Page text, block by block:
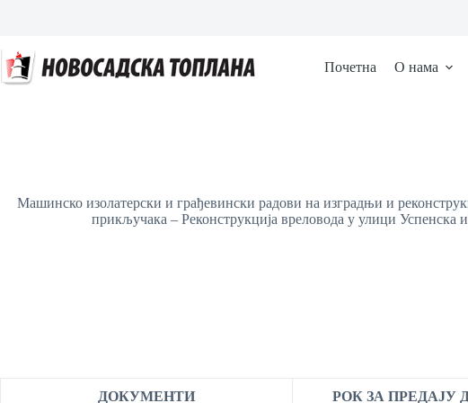
Почетна О нама
Mашинско изолатерски и грађевински радови на изградњи и
прикључака – Реконструкција вреловода у улици Успенска
ДОКУМЕНТИ РОК ЗА ПРЕДАЈУ